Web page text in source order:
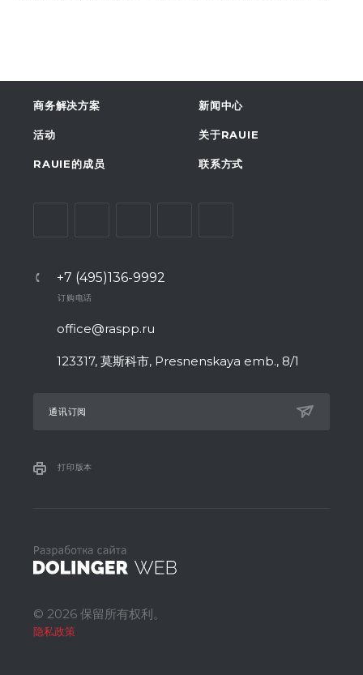
商务解决方案 新闻中心
活动 关于RAUIE
RAUIE的成员 联系方式
+7 (495)136-9992
订购电话
office@raspp.ru
123317, 莫斯科市, Presnenskaya emb., 8/1
通讯订阅
打印版本
© 2026 保留所有权利。
隐私政策